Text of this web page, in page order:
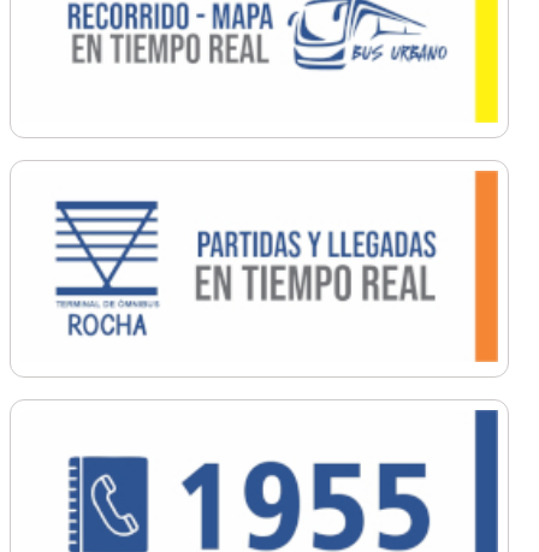
Promoción Social
Salud
Secretaría General